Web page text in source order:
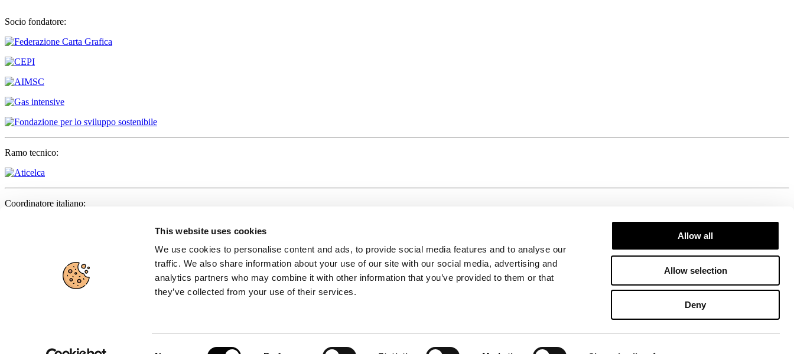
This website uses cookies
We use cookies to personalise content and ads, to provide social media features and to analyse our
traffic. We also share information about your use of our site with our social media, advertising and
analytics partners who may combine it with other information that you’ve provided to them or that
they’ve collected from your use of their services.
Allow all
Allow selection
Deny
Socio fondatore:
Ramo tecnico:
Coordinatore italiano: